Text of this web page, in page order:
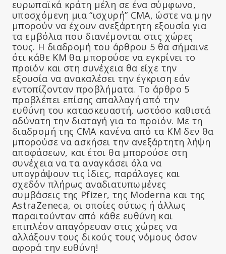
ευρωπαϊκά κράτη μέλη σε ένα σύμφωνο,
υποσχόμενη μια “ισχυρή” CMA, ώστε να μην
μπορούν να έχουν ανεξάρτητη εξουσία για
τα εμβόλια που διανέμονται στις χώρες
τους. Η διαδρομή του άρθρου 5 θα σήμαινε
ότι κάθε ΚΜ θα μπορούσε να εγκρίνει το
προϊόν και στη συνέχεια θα είχε την
εξουσία να ανακαλέσει την έγκριση εάν
εντοπίζονταν προβλήματα. Το άρθρο 5
προβλέπει επίσης απαλλαγή από την
ευθύνη του κατασκευαστή, ωστόσο καθιστά
αδύνατη την διαταγή για το προϊόν. Με τη
διαδρομή της CMA κανένα από τα ΚΜ δεν θα
μπορούσε να ασκήσει την ανεξάρτητη λήψη
αποφάσεων, και έτσι θα μπορούσε στη
συνέχεια να τα αναγκάσει όλα να
υπογράψουν τις ίδιες, παράλογες και
σχεδόν πλήρως αναδιατυπωμένες
συμβάσεις της Pfizer, της Moderna και της
AstraZeneca, οι οποίες ούτως ή άλλως
παραιτούνταν από κάθε ευθύνη και
επιπλέον απαγόρευαν στις χώρες να
αλλάξουν τους δικούς τους νόμους όσον
αφορά την ευθύνη!